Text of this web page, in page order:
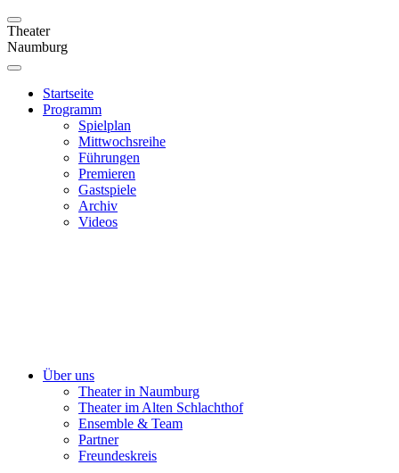
Theater
Naumburg
Startseite
Programm
Spielplan
Mittwochsreihe
Führungen
Premieren
Gastspiele
Archiv
Videos
Über uns
Theater in Naumburg
Theater im Alten Schlachthof
Ensemble & Team
Partner
Freundeskreis